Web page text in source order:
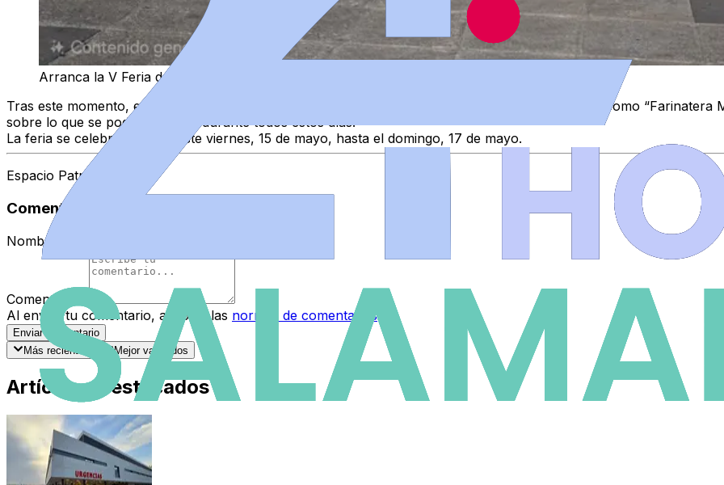
Arranca la V Feria del Farinato en Ciudad Rodrigo
Tras este momento, el alcalde Ciudad Rodrigo, Marcos Iglesias, y la delegada municipal conocida como
sobre lo que se podrá disfrutar durante todos estos días.
La feria se celebrará desde este viernes, 15 de mayo, hasta el domingo, 17 de mayo.
Espacio Patrocinado
Comentarios
Nombre
Comentario
Al enviar tu comentario, aceptas las normas de comentarios
Enviar Comentario
Más recientes
Mejor valorados
Artículos Destacados